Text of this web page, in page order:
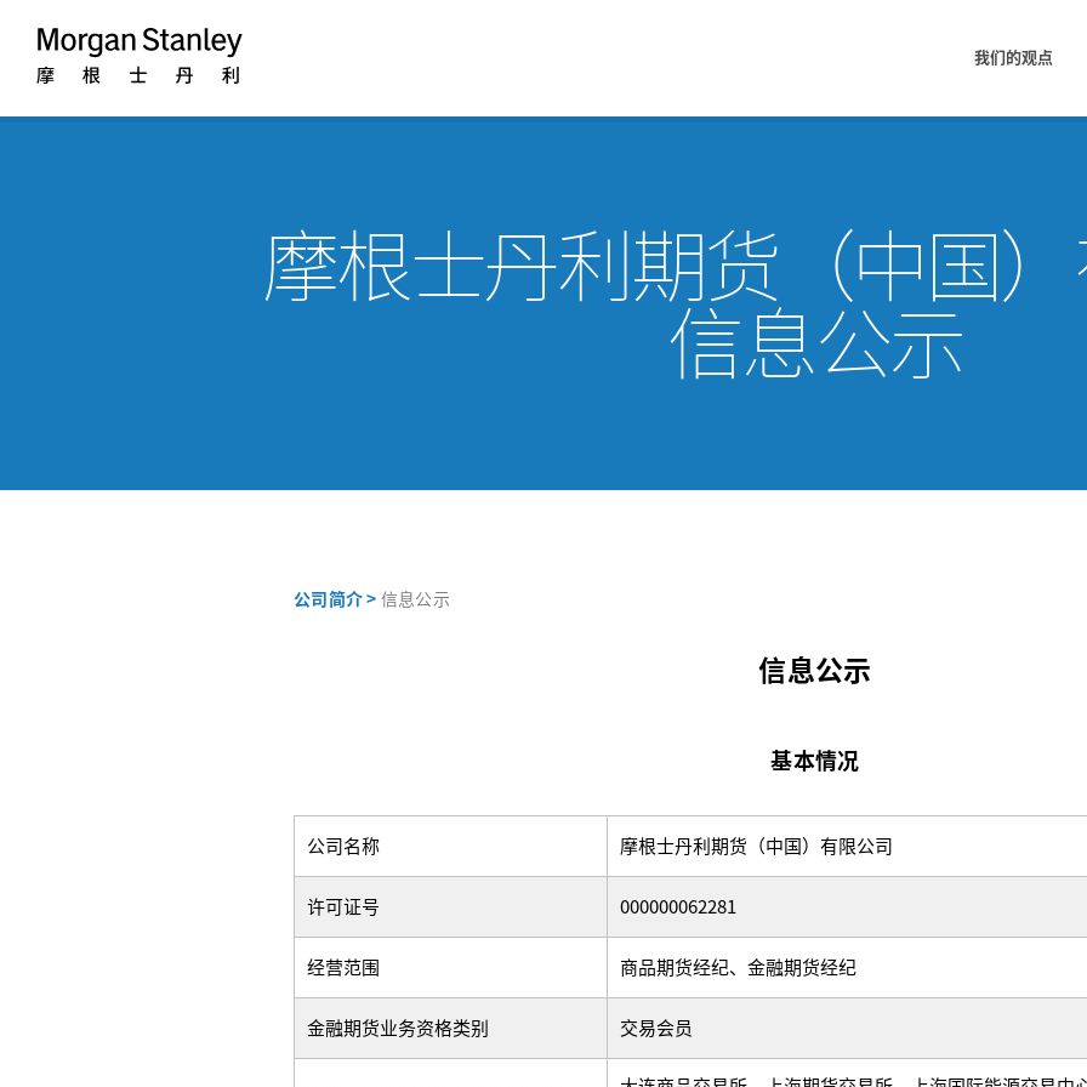
Morgan
Stanley
我们的观点
摩根士丹利期货（中国
信息公示
公司简介 > 信息公示
信息公示
基本情况
公司名称 摩根士丹利期货（中国）有限公司
许可证号 000000062281
经营范围 商品期货经纪、金融期货经纪
金融期货业务资格类别 交易会员